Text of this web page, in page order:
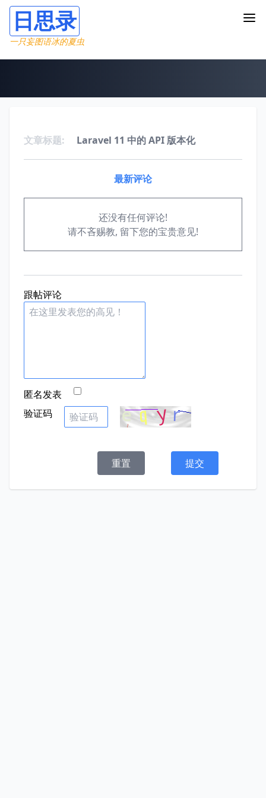
日思录
一只妄图语冰的夏虫
文章标题: Laravel 11 中的 API 版本化
最新评论
还没有任何评论!
请不吝赐教, 留下您的宝贵意见!
跟帖评论
匿名发表
验证码
重置 提交